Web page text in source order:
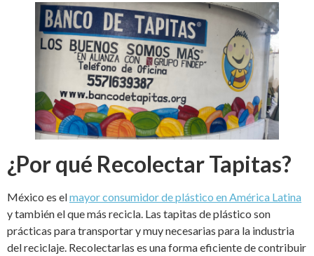
¿Por qué Recolectar Tapitas?
México es elmayor consumidor de plástico en América Latina
y también el que más recicla. Las tapitas de plástico son
prácticas para transportar y muy necesarias para la industria
del reciclaje. Recolectarlas es una forma eficiente de contribuir